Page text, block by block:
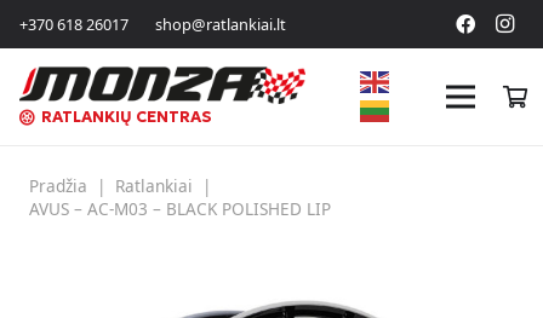
+370 618 26017 shop@ratlankiai.lt
RATLANKIŲ CENTRAS
Pradžia | Ratlankiai
|
AVUS – AC-M03 – BLACK POLISHED LIP